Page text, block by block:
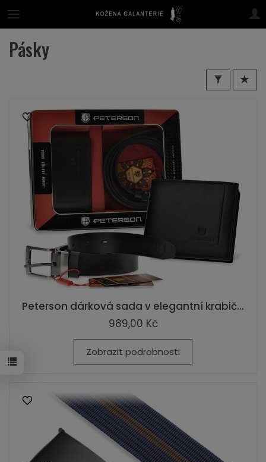
Pásky
Peterson dárková sada v elegantní krabič...
989,00 Kč
Zobrazit podrobnosti